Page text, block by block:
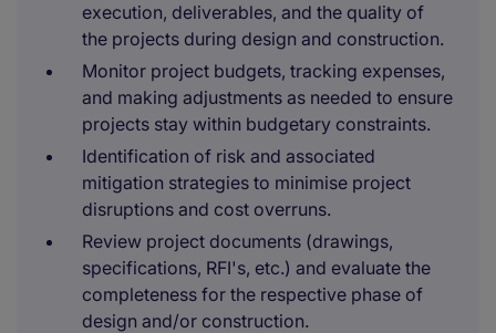
execution, deliverables, and the quality of
the projects during design and construction.
Monitor project budgets, tracking expenses,
and making adjustments as needed to ensure
projects stay within budgetary constraints.
Identification of risk and associated
mitigation strategies to minimise project
disruptions and cost overruns.
Review project documents (drawings,
specifications, RFI's, etc.) and evaluate the
completeness for the respective phase of
design and/or construction.